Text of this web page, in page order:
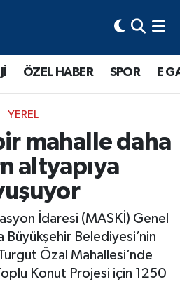
ÖZEL HABER SPOR E
YEREL
mahalle daha
altyapıya
İdaresi (MASKİ) Genel
Belediyesi’nin
Özal Mahallesi’nde
Konut Projesi için 1250